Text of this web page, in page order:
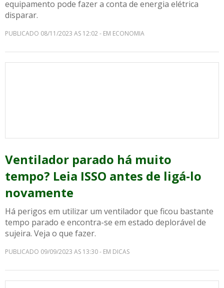
equipamento pode fazer a conta de energia elétrica
disparar.
PUBLICADO 08/11/2023 AS 12:02 - EM ECONOMIA
Ventilador parado há muito
tempo? Leia ISSO antes de ligá-lo
novamente
Há perigos em utilizar um ventilador que ficou bastante
tempo parado e encontra-se em estado deplorável de
sujeira. Veja o que fazer.
PUBLICADO 09/09/2023 AS 13:30 - EM DICAS